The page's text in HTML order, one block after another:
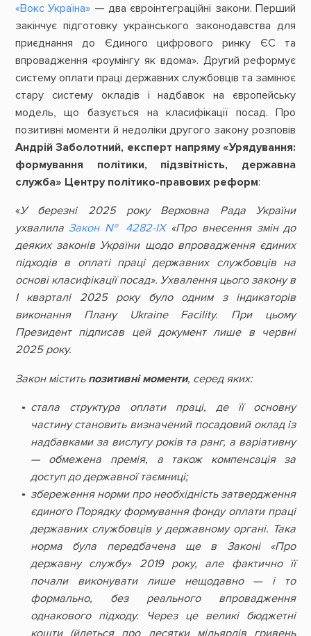
«Вокс Україна» — два євроінтеграційні закони. Перший
закінчує підготовку українського законодавства для
приєднання до Єдиного цифрового ринку ЄС та
впровадження «роумінгу як вдома». Другий реформує
систему оплати праці державних службовців та замінює
стару систему окладів і надбавок на європейську
модель, що базується на класифікації посад. Про
позитивні моменти й недоліки другого закону розповів
Андрій Заболотний, експерт напряму «Урядування:
формування політики, підзвітність, державна
служба» Центру політико-правових реформ:
«У березні 2025 року Верховна Рада України
ухвалила Закон № 4282-ІХ«Про внесення змін до
деяких законів України щодо впровадження єдиних
підходів в оплаті праці державних службовців на
основі класифікації посад». Ухвалення цього закону в
І кварталі 2025 року було одним з індикаторів
виконання Плану Ukraine Facility. При цьому
Президент підписав цей документ лише в червні
2025 року.
Закон містить позитивні моменти, серед яких:
стала структура оплати праці, де її основну
частину становить визначений посадовий оклад із
надбавками за вислугу років та ранг, а варіативну
— обмежена премія, а також компенсація за
доступ до державної таємниці;
збереження норми про необхідність затвердження
єдиного Порядку формування фонду оплати праці
державних службовців у державному органі. Така
норма була передбачена ще в Законі «Про
державну службу» 2019 року, але фактично її
почали виконувати лише нещодавно — і то
формально, без реального впровадження
однакового підходу. Через це великі бюджетні
кошти (йдеться про десятки мільярдів гривень